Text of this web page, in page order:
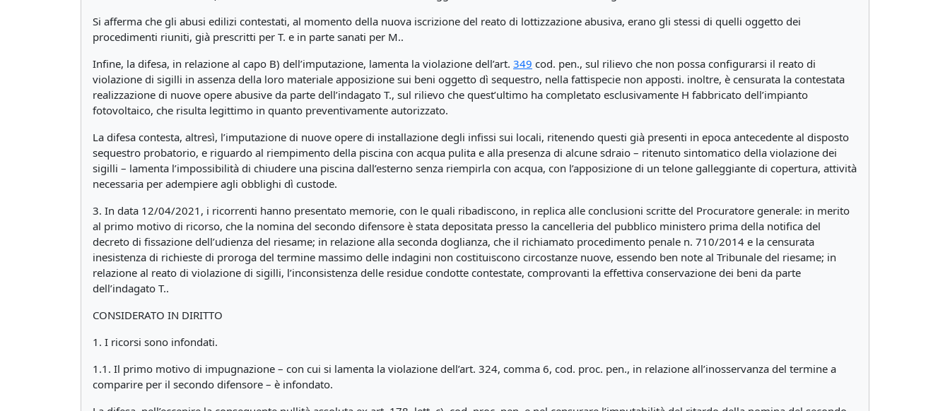
Si afferma che gli abusi edilizi contestati, al momento della nuova iscrizione del reato di lottizzazione abusiva, erano gli stessi di quelli oggetto dei
procedimenti riuniti, già prescritti per T. e in parte sanati per M..
Infine, la difesa, in relazione al capo B) dell’imputazione, lamenta la violazione dell’art. 349 cod. pen., sul rilievo che non possa configurarsi il reato di
violazione di sigilli in assenza della loro materiale apposizione sui beni oggetto dì sequestro, nella fattispecie non apposti. inoltre, è censurata la contestata
realizzazione di nuove opere abusive da parte dell’indagato T., sul rilievo che quest’ultimo ha completato esclusivamente H fabbricato dell’impianto
fotovoltaico, che risulta legittimo in quanto preventivamente autorizzato.
La difesa contesta, altresì, l’imputazione di nuove opere di installazione degli infissi sui locali, ritenendo questi già presenti in epoca antecedente al disposto
sequestro probatorio, e riguardo al riempimento della piscina con acqua pulita e alla presenza di alcune sdraio – ritenuto sintomatico della violazione dei
sigilli – lamenta l’impossibilità di chiudere una piscina dall’esterno senza riempirla con acqua, con l’apposizione di un telone galleggiante di copertura, attività
necessaria per adempiere agli obblighi dì custode.
3. In data 12/04/2021, i ricorrenti hanno presentato memorie, con le quali ribadiscono, in replica alle conclusioni scritte del Procuratore generale: in merito
al primo motivo di ricorso, che la nomina del secondo difensore è stata depositata presso la cancelleria del pubblico ministero prima della notifica del
decreto di fissazione dell’udienza del riesame; in relazione alla seconda doglianza, che il richiamato procedimento penale n. 710/2014 e la censurata
inesistenza di richieste di proroga del termine massimo delle indagini non costituiscono circostanze nuove, essendo ben note al Tribunale del riesame; in
relazione al reato di violazione di sigilli, l’inconsistenza delle residue condotte contestate, comprovanti la effettiva conservazione dei beni da parte
dell’indagato T..
CONSIDERATO IN DIRITTO
1. I ricorsi sono infondati.
1.1. Il primo motivo di impugnazione – con cui si lamenta la violazione dell’art. 324, comma 6, cod. proc. pen., in relazione all’inosservanza del termine a
comparire per il secondo difensore – è infondato.